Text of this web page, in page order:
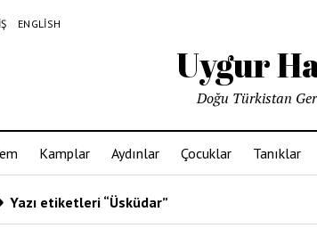
ENGLISH
Uygur
Doğu Türkistan
Kamplar Aydınlar Çocuklar Tanıklar
Yazı etiketleri “Üsküdar”